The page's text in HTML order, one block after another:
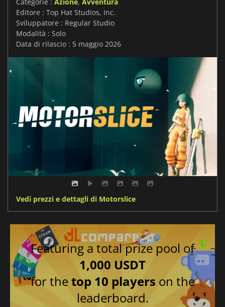
Editore : Top Hat Studios, Inc.
Sviluppatore : Regular Studio
Modalità : Solo
Data di rilascio : 5 maggio 2026
Vedi prezzi e dettagli di Motorslice
Featuring a total prize pool of
1,000 USDT
for thetop 10 players on the
leaderboard.